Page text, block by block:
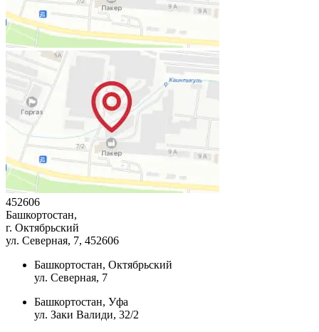
452606
Башкортостан,
г. Октябрьский
ул. Северная, 7, 452606
Башкортостан, Октябрьский
ул. Северная, 7
Башкортостан, Уфа
ул. Заки Валиди, 32/2